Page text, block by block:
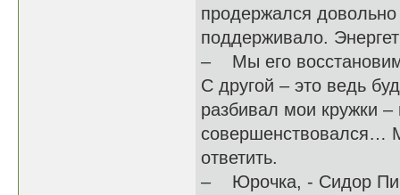
продержался
поддерживало.
– Мы его
С другой – это ведь
разбивал мои кружки
совершенствовался…
ответить.
– Юрочка, - Сидор